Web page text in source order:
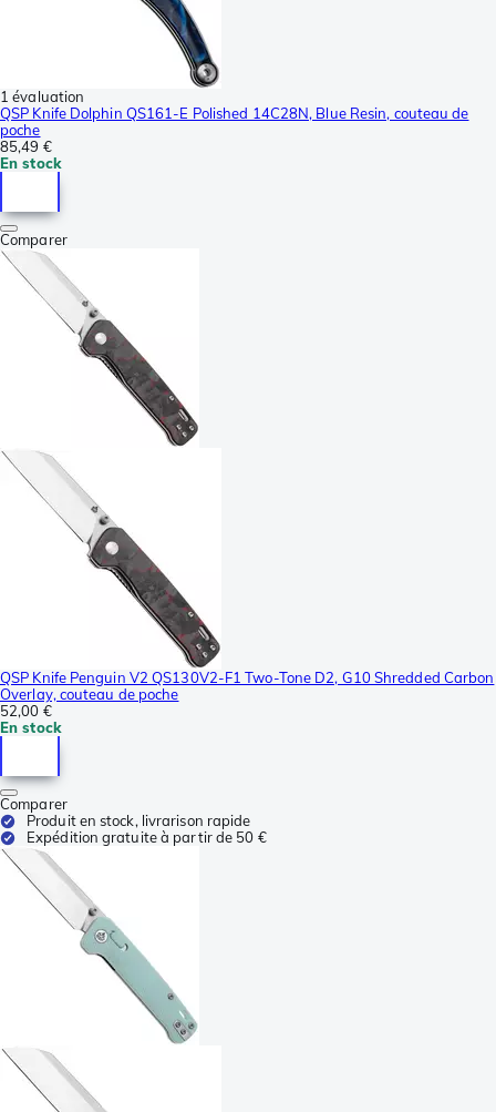
1 évaluation
QSP Knife Dolphin QS161-E Polished 14C28N, Blue Resin, couteau de
poche
85,49 €
En stock
Comparer
QSP Knife Penguin V2 QS130V2-F1 Two-Tone D2, G10 Shredded Carbon
Overlay, couteau de poche
52,00 €
En stock
Comparer
Produit en stock, livrarison rapide
Expédition gratuite à partir de 50 €